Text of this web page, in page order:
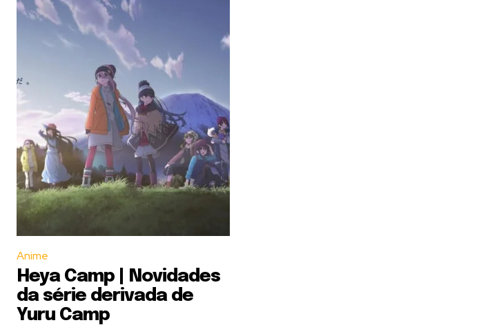
Anime
Heya Camp | Novidades
da série derivada de
Yuru Camp